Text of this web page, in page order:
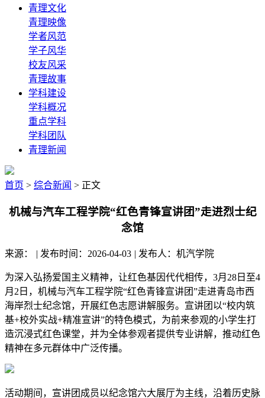
青理文化
青理映像
学者风范
学子风华
校友风采
青理故事
学科建设
学科概况
重点学科
学科团队
青理新闻
首页 > 综合新闻 > 正文
机械与汽车工程学院“红色青锋宣讲团”走进烈士纪
念馆
来源： | 发布时间：2026-04-03 | 发布人：机汽学院
为深入弘扬爱国主义精神，让红色基因代代相传，3月28日至4
月2日，机械与汽车工程学院“红色青锋宣讲团”走进青岛市西
海岸烈士纪念馆，开展红色志愿讲解服务。宣讲团以“校内筑
基+校外实战+精准宣讲”的特色模式，为前来参观的小学生打
造沉浸式红色课堂，并为全体参观者提供专业讲解，推动红色
精神在多元群体中广泛传播。
活动期间，宣讲团成员以纪念馆六大展厅为主线，沿着历史脉